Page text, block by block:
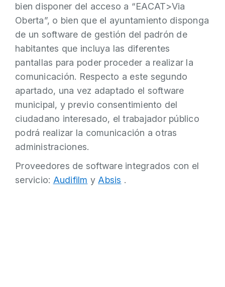
bien disponer del acceso a “EACAT>Via
Oberta”, o bien que el ayuntamiento disponga
de un software de gestión del padrón de
habitantes que incluya las diferentes
pantallas para poder proceder a realizar la
comunicación. Respecto a este segundo
apartado, una vez adaptado el software
municipal, y previo consentimiento del
ciudadano interesado, el trabajador público
podrá realizar la comunicación a otras
administraciones.
Proveedores de software integrados con el
servicio: Audifilm y Absis .